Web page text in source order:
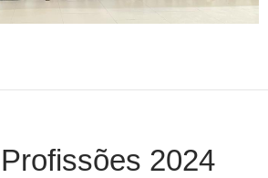
2024